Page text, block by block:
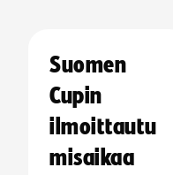
Suomen
Cupin
ilmoittautu
misaikaa